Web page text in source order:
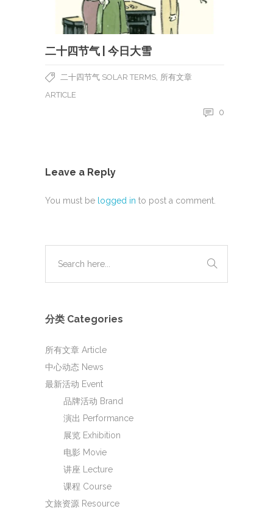
二十四节气 | 今日大雪
二十四节气 SOLAR TERMS, 所有文章
ARTICLE
0
Leave a Reply
You must be logged in to post a comment.
分类 Categories
所有文章 Article
中心动态 News
最新活动 Event
品牌活动 Brand
演出 Performance
展览 Exhibition
电影 Movie
讲座 Lecture
课程 Course
文旅资源 Resource